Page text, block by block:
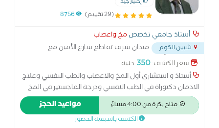
إختيار جيد
(29 تقييم) 8756
أستاذ جامعي تخصص مخ واعصاب
شبين الكوم
ميدان شرف تقاطع شارع الأمين مع
شارع المهيب أمام مدرسة التربية الإسلامية الخاصة
سعر الكشف:350 جنيه
أستاذ و استشاري أول المخ والاعصاب والطب النفسي وعلاج
الادمان دكتوراة في الطب النفسي ودرجة الماجستير في المخ
والاعصاب والطب النفسي واستشاري بمستشفي الشرطة
بالقاهرة .علاج الجلطات ونزيف المخ والتهابات المخ والامراض
النفسية والادمان والشلل الرعاش والام الظهر والرقبة
متاح بكرة من 4:00 مساءً مواعيد الحجز
الكشف باسبقية الحضور